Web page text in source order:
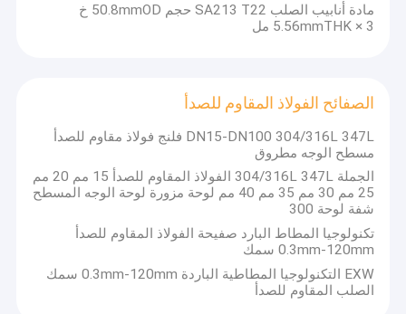
مادة أنابيب الصلب SA213 T22 حجم 50.8mmOD خ
5.56mmTHK × 3 مل
الصفائح الفولاذ المقاوم للصدأ
DN15-DN100 304/316L 347L فلنج فولاذ مقاوم للصدأ
مسطح الوجه مطروق
الجملة 304/316L 347L الفولاذ المقاوم للصدأ 15 مم 20 مم
25 مم 30 مم 35 مم 40 مم لوحة مزورة لوحة الوجه المسطح
شفة لوحة 300
تكنولوجيا المطاط البارد صفيحة الفولاذ المقاوم للصدأ
0.3mm-120mm سمك
EXW التكنولوجيا المطاطية الباردة 0.3mm-120mm سمك
الصلب المقاوم للصدأ